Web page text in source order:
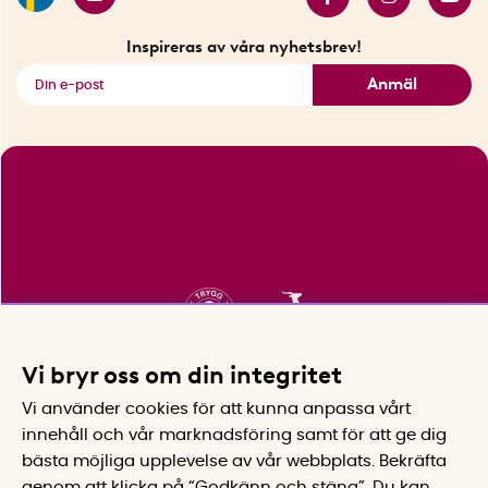
Inspireras av våra nyhetsbrev!
Anmäl
Vi bryr oss om din integritet
Vi använder cookies för att kunna anpassa vårt
innehåll och vår marknadsföring samt för att ge dig
bästa möjliga upplevelse av vår webbplats.
Bekräfta